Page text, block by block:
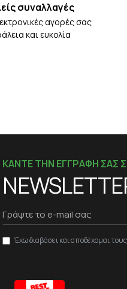
συναλλαγές
αγορές σας
και ευκολία
ΚΑΝΤΕ ΤΗΝ ΕΓΓΡΑΦΗ ΣΑΣ
Έχω διαβάσει και αποδέχομαι τους